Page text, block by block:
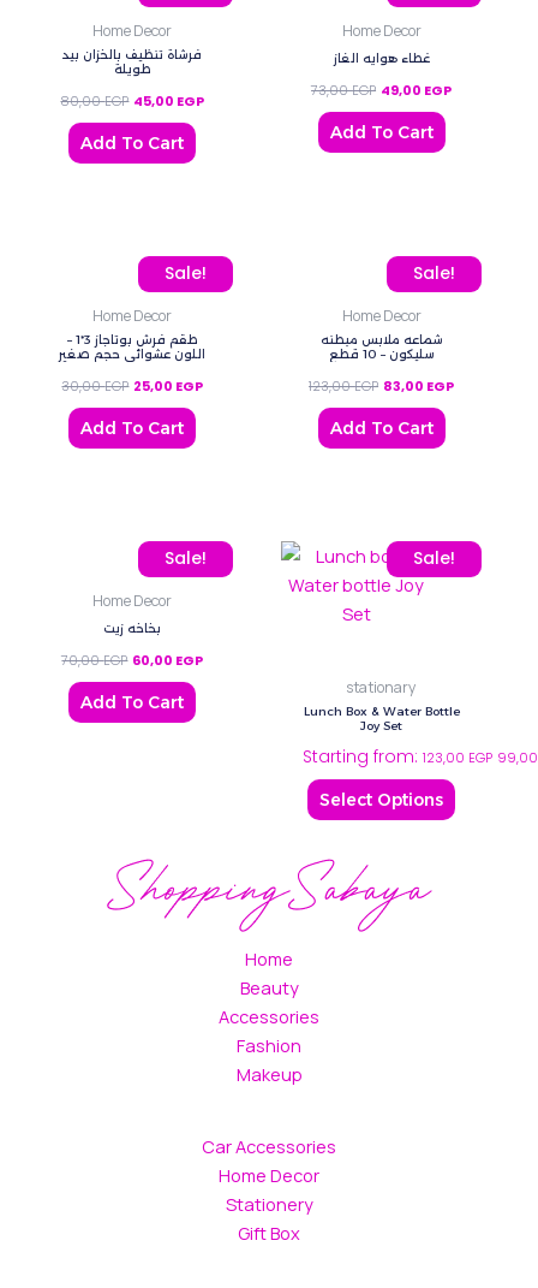
Home Decor
فرشاة تنظيف بالخزان بيد
طويلة
80,00EGP 45,00 EGP
Add To Cart
Home Decor
غطاء هوايه الغاز
73,00EGP 49,00 EGP
Add To Cart
Sale!
Home Decor
طقم فرش بوتاجاز 3*1 –
اللون عشوائي حجم صغير
30,00EGP
Original price was: 30,00 EGP.
25,00 EGP
Current price is: 25,00 EGP.
Add To Cart
Sale!
Home Decor
شماعه ملابس مبطنه
سليكون – 10 قطع
123,00EGP
Original price was:
83,00 EGP
Current price
Add To Cart
Sale!
Home Decor
بخاخه زيت
70,00EGP
Original price was: 70,00 EGP.
60,00 EGP
Current price is: 60,00 EGP.
Add To Cart
Sale!
stationary
Lunch Box & Water Bottle
Joy Set
Starting from: 123,00 EGP
Select Options
This
product
may
be
chosen
Home
Beauty
Accessories
Fashion
Makeup
Car Accessories
Home Decor
Stationery
Gift Box